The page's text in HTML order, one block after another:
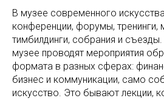
В музее современного
конференции, форумы, тренинги,
тимбилдинги, собрания и
музее проводят мероприятия
формата в разных сферах:
бизнес и коммуникации, само
искусство. Это бывают лекции,